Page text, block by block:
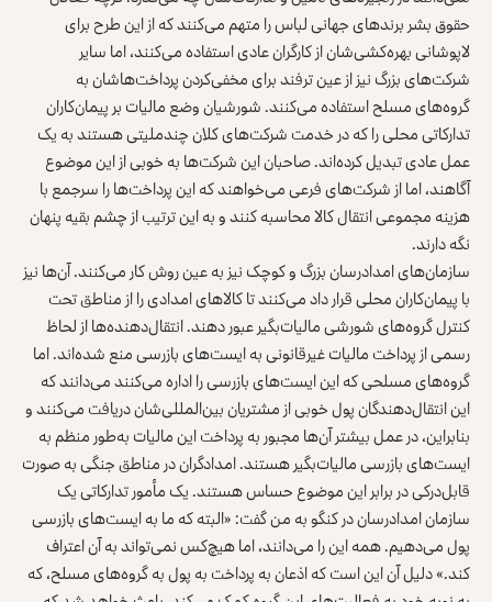
حقوق بشر برندهای جهانی لباس رامتهم می‌کنندکه از این طرح برای
لاپوشانی بهره‌کشی‌شان از کارگران عادی استفاده می‌کنند، اما سایر
شرکت‌های بزرگ نیز از عین ترفند برای مخفی‌کردن پرداخت‌هاشان به
گروه‌های مسلح استفاده می‌کنند. شورشیان وضع مالیات بر پیمان‌کاران
تدارکاتی محلی را که در خدمت شرکت‌های کلان چندملیتی هستند به یک
عمل عادی تبدیل کرده‌اند. صاحبان این شرکت‌ها به خوبی از این موضوع
آگاهند، اما از شرکت‌های فرعی می‌خواهند که این پرداخت‌ها را سرجمع با
هزینه مجموعی انتقال کالا محاسبه کنند و به این ترتیب از چشم بقیه پنهان
نگه دارند.
سازمان‌های امدادرسان بزرگ و کوچک نیز به عین روش کار می‌کنند. آن‌ها نیز
با پیمان‌کاران محلی قرار داد می‌کنند تا کالاهای امدادی را از مناطق تحت
کنترل گروه‌های شورشی مالیات‌بگیر عبور دهند. انتقال‌دهنده‌ها از لحاظ
رسمی از پرداخت مالیات غیرقانونی به ایست‌های بازرسی منع شده‌اند. اما
گروه‌های مسلحی که این ایست‌های بازرسی را اداره می‌کنند می‌دانند که
این انتقال‌دهندگان پول خوبی از مشتریان بین‌المللی‌شان دریافت می‌کنند و
بنابراین، در عمل بیشتر آن‌ها مجبور به پرداخت این مالیات به‌طور منظم به
ایست‌های بازرسی مالیات‌بگیر هستند. امدادگران در مناطق جنگی به صورت
قابل‌درکی در برابر این موضوع حساس هستند. یک مأمور تدارکاتی یک
سازمان امدادرسان در کنگو به من گفت: «البته که ما به ایست‌های بازرسی
پول می‌دهیم. همه این را می‌دانند، اما هیچ‌کس نمی‌تواند به آن اعتراف
کند.» دلیل آن این است که اذعان به پرداخت به پول به گروه‌های مسلح، که